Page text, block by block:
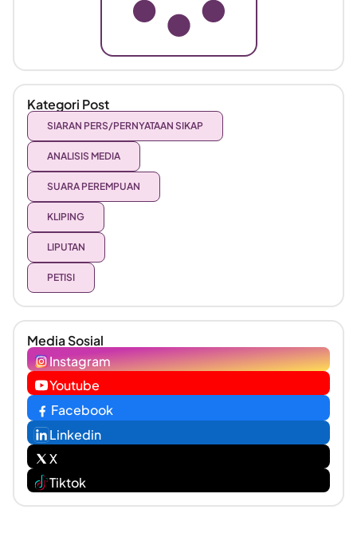
Kategori Post
SIARAN PERS/PERNYATAAN SIKAP
ANALISIS MEDIA
SUARA PEREMPUAN
KLIPING
LIPUTAN
PETISI
Media Sosial
Instagram
Youtube
Facebook
Linkedin
X
Tiktok